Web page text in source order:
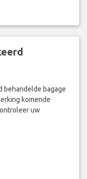
behandelde bagage
komende
uw